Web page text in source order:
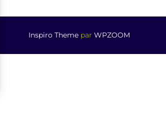
Inspiro Theme par WPZOOM